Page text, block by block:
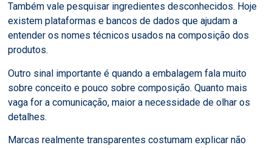
Também vale pesquisar ingredientes desconhecidos. Hoje
existem plataformas e bancos de dados que ajudam a
entender os nomes técnicos usados na composição dos
produtos.
Outro sinal importante é quando a embalagem fala muito
sobre conceito e pouco sobre composição. Quanto mais
vaga for a comunicação, maior a necessidade de olhar os
detalhes.
Marcas realmente transparentes costumam explicar não